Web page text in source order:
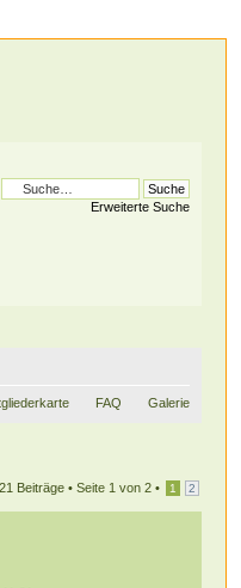
Erweiterte Suche
FAQ Galerie
21 Beiträge • Seite 1 von 2• 1 2